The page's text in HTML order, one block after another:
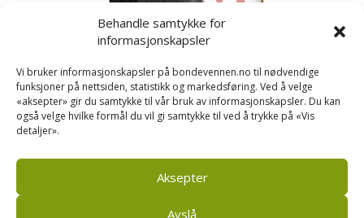
Behandle samtykke for
informasjonskapsler
Vi bruker informasjonskapsler på bondevennen.no til nødvendige
funksjoner på nettsiden, statistikk og markedsføring. Ved å velge
«aksepter» gir du samtykke til vår bruk av informasjonskapsler. Du kan
også velge hvilke formål du vil gi samtykke til ved å trykke på «Vis
detaljer».
Aksepter
Avslå
Kusignal
om kusignal i eit eige hefte.